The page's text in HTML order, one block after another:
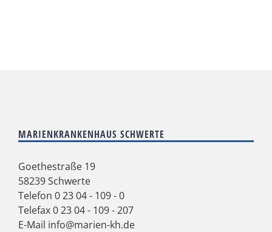
MARIENKRANKENHAUS SCHWERTE
Goethestraße 19
58239 Schwerte
Telefon 0 23 04 - 109 - 0
Telefax 0 23 04 - 109 - 207
E-Mail info@marien-kh.de